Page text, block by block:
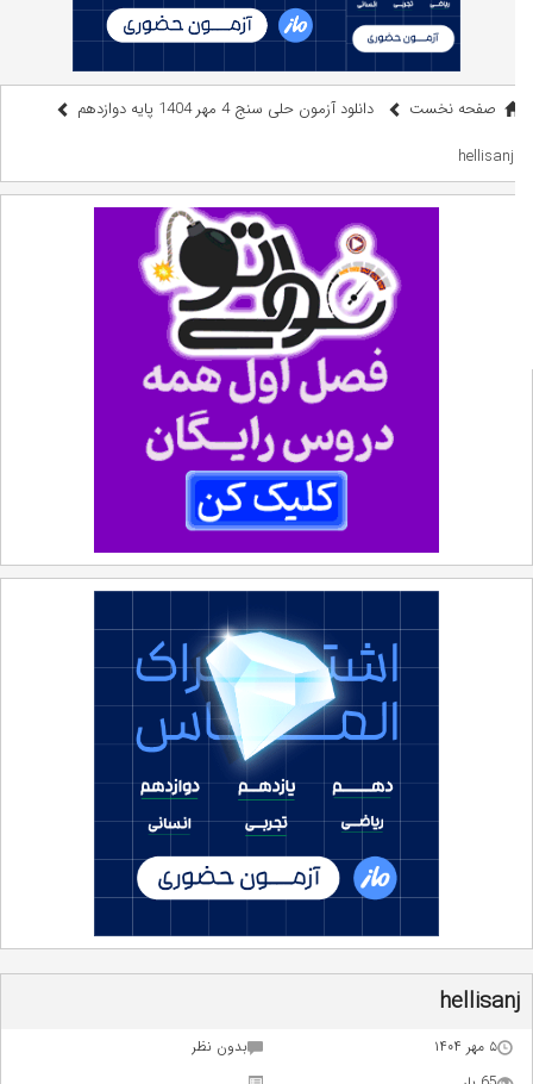
صفحه نخست
دانلود آزمون حلی سنج 4 مهر 1404 پایه دوازدهم
hellisanj
hellisanj
۵ مهر ۱۴۰۴
بدون نظر